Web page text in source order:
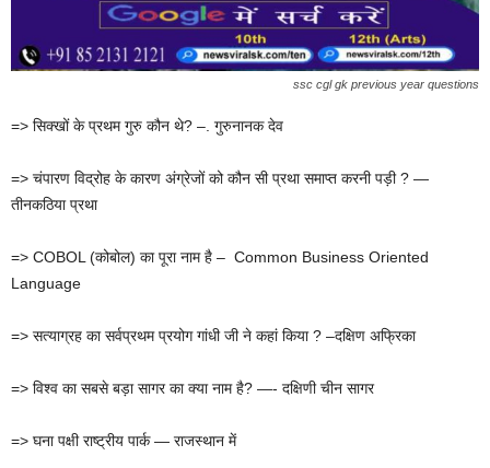
ssc cgl gk previous year questions
=> सिक्खों के प्रथम गुरु कौन थे? –. गुरुनानक देव
=> चंपारण विद्रोह के कारण अंग्रेजों को कौन सी प्रथा समाप्त करनी पड़ी ? —
तीनकठिया प्रथा
=> COBOL (कोबोल) का पूरा नाम है – Common Business Oriented
Language
=> सत्याग्रह का सर्वप्रथम प्रयोग गांधी जी ने कहां किया ? –दक्षिण अफ्रिका
=> विश्व का सबसे बड़ा सागर का क्या नाम है? —- दक्षिणी चीन सागर
=> घना पक्षी राष्ट्रीय पार्क — राजस्थान में